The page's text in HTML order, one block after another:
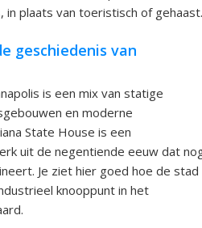
in plaats van toeristisch of gehaast.
geschiedenis van
is een mix van statige
en moderne
State House is een
uit de negentiende eeuw dat
Je ziet hier goed hoe de stad
knooppunt in het